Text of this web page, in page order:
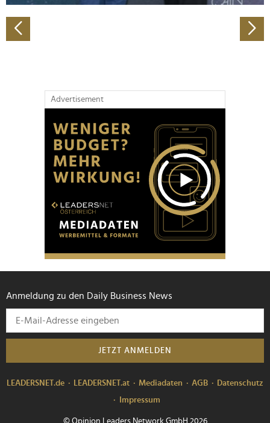
haben oder die sie im Rahmen Ihrer Nutzung der Dienste
gesammelt haben.
Advertisement
Anmeldung zu den Daily Business News
JETZT ANMELDEN
LEADERSNET.de LEADERSNET.at Mediadaten AGB
Datenschutz
Impressum